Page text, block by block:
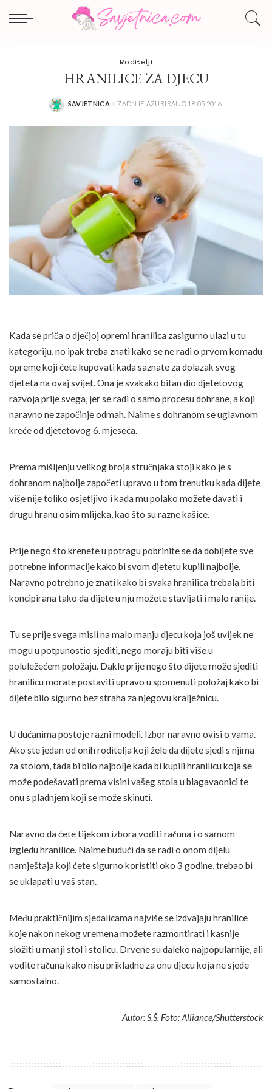
Roditelji
HRANILICE ZA DJECU
POSTED
SAVJETNICA ZADNJE AŽURIRANO 18.05.2016.
Kada se priča o dječjoj opremi hranilica zasigurno ulazi u tu
kategoriju, no ipak treba znati kako se ne radi o prvom komadu
opreme koji ćete kupovati kada saznate za dolazak svog
djeteta na ovaj svijet. Ona je svakako bitan dio djetetovog
razvoja prije svega, jer se radi o samo procesu dohrane, a koji
naravno ne započinje odmah. Naime s dohranom se uglavnom
kreće od djetetovog 6. mjeseca.
Prema mišljenju velikog broja stručnjaka stoji kako je s
dohranom najbolje započeti upravo u tom trenutku kada dijete
više nije toliko osjetljivo i kada mu polako možete davati i
drugu hranu osim mlijeka, kao što su razne kašice.
Prije nego što krenete u potragu pobrinite se da dobijete sve
potrebne informacije kako bi svom djetetu kupili najbolje.
Naravno potrebno je znati kako bi svaka hranilica trebala biti
koncipirana tako da dijete u nju možete stavljati i malo ranije.
Tu se prije svega misli na malo manju djecu koja još uvijek ne
mogu u potpunostio sjediti, nego moraju biti više u
poluležećem položaju. Dakle prije nego što dijete može sjediti
hranilicu morate postaviti upravo u spomenuti položaj kako bi
dijete bilo sigurno bez straha za njegovu kralježnicu.
U dućanima postoje razni modeli. Izbor naravno ovisi o vama.
Ako ste jedan od onih roditelja koji žele da dijete sjedi s njima
za stolom, tada bi bilo najbolje kada bi kupili hranilicu koja se
može podešavati prema visini vašeg stola u blagavaonici te
onu s pladnjem koji se može skinuti.
Naravno da ćete tijekom izbora voditi računa i o samom
izgledu hranilice. Naime budući da se radi o onom dijelu
namještaja koji ćete sigurno koristiti oko 3 godine, trebao bi
se uklapati u vaš stan.
Među praktičnijim sjedalicama najviše se izdvajaju hranilice
koje nakon nekog vremena možete razmontirati i kasnije
složiti u manji stol i stolicu. Drvene su daleko najpopularnije, ali
vodite računa kako nisu prikladne za onu djecu koja ne sjede
samostalno.
Autor: S.Š. Foto: Alliance/Shutterstock